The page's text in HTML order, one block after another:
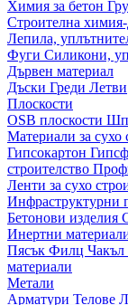
Химия за бетон
Строителна
Лепила,
Фуги Силикони,
Дървен материал
Дъски Греди Летви
Плоскости
OSB плоскости
Материали за сухо
Гипсокартон
строителство
Ленти за сухо
Инфраструктурни
Бетонови изделия
Инертни
Пясък Филц Чакъл
материали
Метали
Арматури Телове